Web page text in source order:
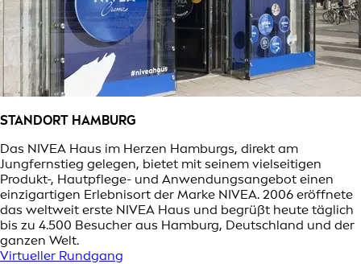
STANDORT HAMBURG
Das NIVEA Haus im Herzen Hamburgs, direkt am
Jungfernstieg gelegen, bietet mit seinem vielseitigen
Produkt-, Hautpflege- und Anwendungsangebot einen
einzigartigen Erlebnisort der Marke NIVEA. 2006 eröffnete
das weltweit erste NIVEA Haus und begrüßt heute täglich
bis zu 4.500 Besucher aus Hamburg, Deutschland und der
ganzen Welt.
Virtueller Rundgang